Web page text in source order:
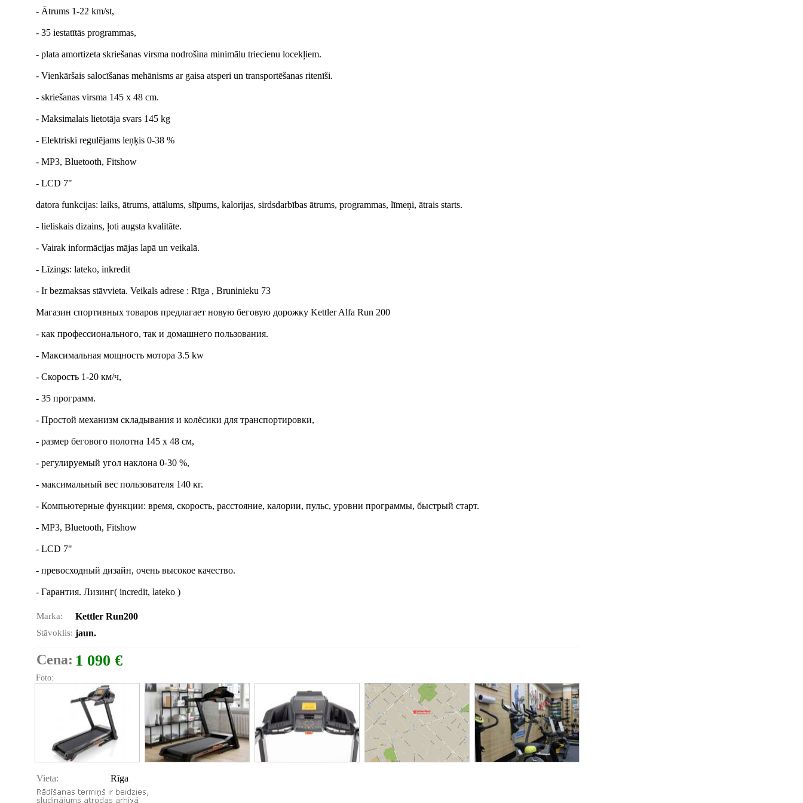
- Ātrums 1-22 km/st,
- 35 iestatītās programmas,
- plata amortizeta skriešanas virsma nodrošina minimālu triecienu locekļiem.
- Vienkāršais salocīšanas mehānisms ar gaisa atsperi un transportēšanas ritenīši.
- skriešanas virsma 145 x 48 cm.
- Maksimalais lietotāja svars 145 kg
- Elektriski regulējams leņķis 0-38 %
- MP3, Bluetooth, Fitshow
- LCD 7"
datora funkcijas: laiks, ātrums, attālums, slīpums, kalorijas, sirdsdarbības ātrums, programmas, līmeņi, ātrais starts.
- lieliskais dizains, ļoti augsta kvalitāte.
- Vairak informācijas mājas lapā un veikalā.
- Līzings: lateko, inkredit
- Ir bezmaksas stāvvieta. Veikals adrese : Rīga , Bruninieku 73
Магазин спортивных товаров предлагает новую беговую дорожку Kettler Alfa Run 200
- как профессионального, так и домашнего пользования.
- Максимальная мощность мотора 3.5 kw
- Скорость 1-20 км/ч,
- 35 программ.
- Простой механизм складывания и колёсики для транспортировки,
- размер бегового полотна 145 x 48 см,
- регулируемый угол наклона 0-30 %,
- максимальный вес пользователя 140 кг.
- Компьютерные функции: время, скорость, расстояние, калории, пульс, уровни программы, быстрый старт.
- MP3, Bluetooth, Fitshow
- LCD 7"
- превосходный дизайн, очень высокое качество.
- Гарантия. Лизинг( incredit, lateko )
Marka: Kettler Run200
Stāvoklis: jaun.
Cena: 1 090 €
Foto:
Vieta: Rīga